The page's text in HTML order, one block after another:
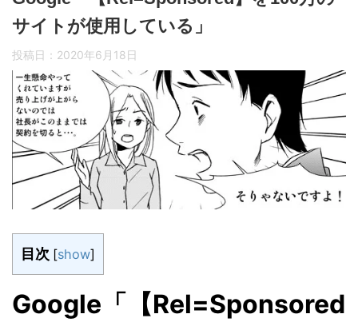
サイトが使用している」
投稿日： 2020年6月18日
目次 [show]
Google「【Rel=Sponsored